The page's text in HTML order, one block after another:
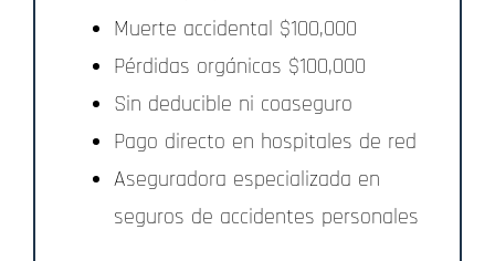
Muerte accidental $100,000
Pérdidas orgánicas $100,000
Sin deducible ni coaseguro
Pago directo en hospitales de red
Aseguradora especializada en
seguros de accidentes personales